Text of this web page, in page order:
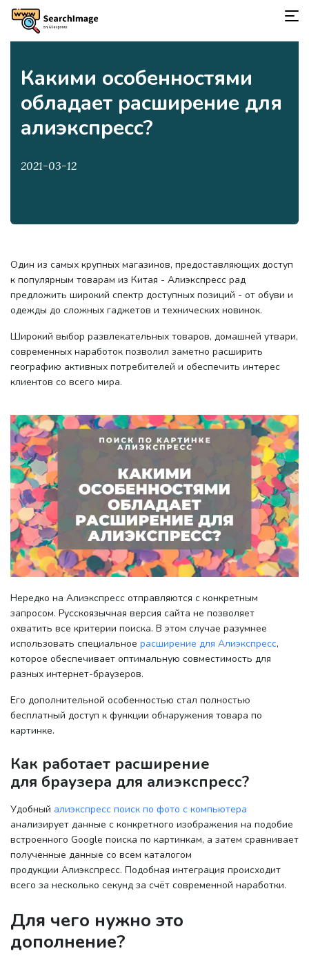
Какими особенностями
обладает расширение для
алиэкспресс?
2021-03-12
Один из самых крупных магазинов, предоставляющих доступ
к популярным товарам из Китая - Алиэкспресс рад
предложить широкий спектр доступных позиций - от обуви и
одежды до сложных гаджетов и технических новинок.
Широкий выбор развлекательных товаров, домашней утвари,
современных наработок позволил заметно расширить
географию активных потребителей и обеспечить интерес
клиентов со всего мира.
Нередко на Алиэкспресс отправляются с конкретным
запросом. Русскоязычная версия сайта не позволяет
охватить все критерии поиска. В этом случае разумнее
использовать специальное расширение для Алиэкспресс,
которое обеспечивает оптимальную совместимость для
разных интернет-браузеров.
Его дополнительной особенностью стал полностью
бесплатный доступ к функции обнаружения товара по
картинке.
Как работает расширение
для браузера для алиэкспресс?
Удобный алиэкспресс поиск по фото с компьютера
анализирует данные с конкретного изображения на подобие
встроенного Google поиска по картинкам, а затем сравнивает
полученные данные со всем каталогом
продукции Алиэкспресс. Подобная интеграция происходит
всего за несколько секунд за счёт современной наработки.
Для чего нужно это
дополнение?